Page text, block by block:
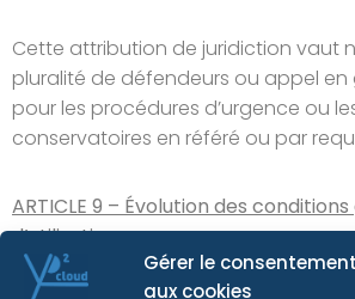
Gérer le consentement
aux cookies
Cette attribution de juridiction vaut
pluralité de défendeurs ou appel en
pour les procédures d’urgence ou
conservatoires en référé ou par
ARTICLE 9 – Évolution des
d’utilisation